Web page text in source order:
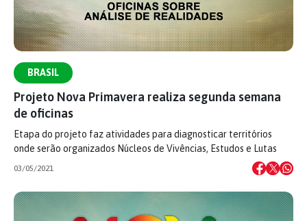
BRASIL
Projeto Nova Primavera realiza segunda semana
de oficinas
Etapa do projeto faz atividades para diagnosticar territórios
onde serão organizados Núcleos de Vivências, Estudos e Lutas
03/05/2021